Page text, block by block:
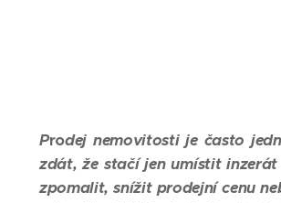
Prodej nemovitosti je často
zdát, že stačí jen umístit
zpomalit, snížit prodejní cenu